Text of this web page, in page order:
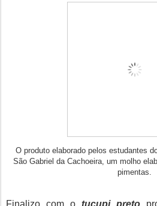
O produto elaborado pelos estudantes
São Gabriel da Cachoeira, um molho
pimentas.
Finalizo com o tucupi preto